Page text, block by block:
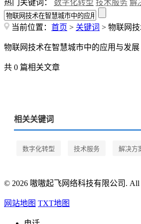
热门关键词： 数字化转型 技术服务 解
当前位置： 首页 > 关键词 > 物联网
物联网技术在智慧城市中的应用与发展
共 0 篇相关文章
相关关键词
数字化转型 技术服务 解决方
© 2026 嗷嗷起飞网络科技有限公司. All
网站地图 TXT地图